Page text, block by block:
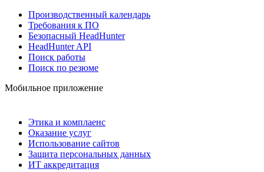
Производственный календарь
Требования к ПО
Безопасный HeadHunter
HeadHunter API
Поиск работы
Поиск по резюме
Мобильное приложение
Этика и комплаенс
Оказание услуг
Использование сайтов
Защита персональных данных
ИТ аккредитация